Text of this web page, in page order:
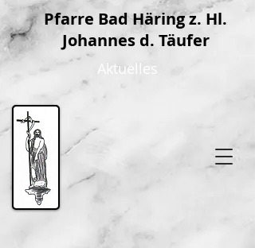
Pfarre Bad Häring z. Hl.
Johannes d. Täufer
Aktuelles